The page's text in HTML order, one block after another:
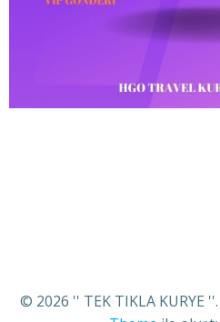
© 2026 '' TEK TIKLA KURYE